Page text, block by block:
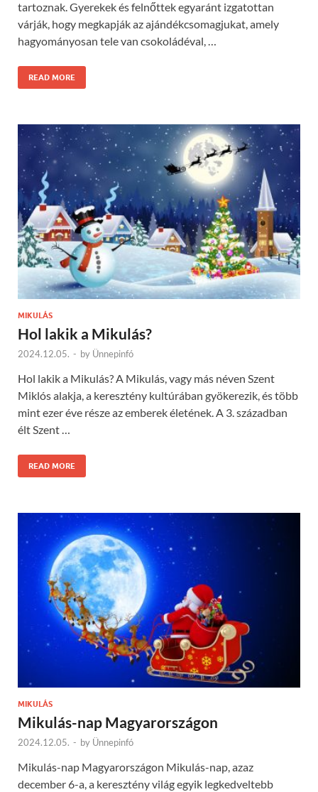
tartoznak. Gyerekek és felnőttek egyaránt izgatottan
várják, hogy megkapják az ajándékcsomagjukat, amely
hagyományosan tele van csokoládéval, …
READ MORE
MIKULÁS
Hol lakik a Mikulás?
2024.12.05. - by Ünnepinfó
Hol lakik a Mikulás? A Mikulás, vagy más néven Szent
Miklós alakja, a keresztény kultúrában gyökerezik, és több
mint ezer éve része az emberek életének. A 3. században
élt Szent …
READ MORE
MIKULÁS
Mikulás-nap Magyarországon
2024.12.05. - by Ünnepinfó
Mikulás-nap Magyarországon Mikulás-nap, azaz
december 6-a, a keresztény világ egyik legkedveltebb